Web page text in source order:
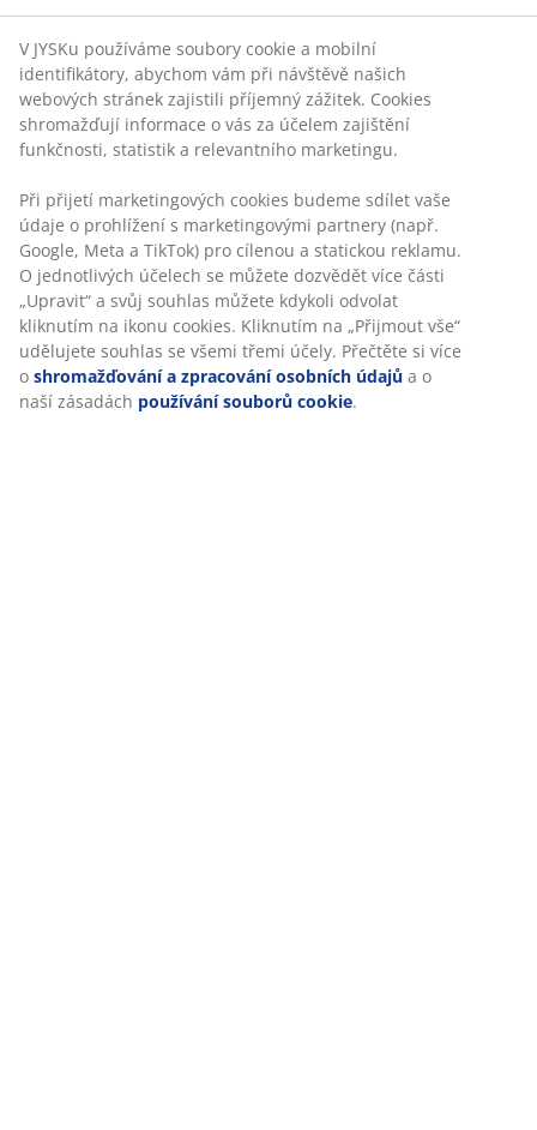
Černá stohovací židle z umělého ratanu s rámem z
práškově lakované oceli. Umělý ratan má přirozený
proutěný vzhled, je ale odolný vůči vlivům počasí a
nevyžaduje údržbu. Zahradní židle je stohovací pro
kompaktní uložení.
Skladová položka: 3700434
Návod k sestavení